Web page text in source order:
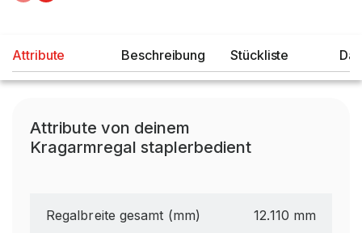
Attribute Beschreibung Stückliste
Attribute von deinem
Kragarmregal staplerbedient
Regalbreite gesamt (mm) 12.110 mm